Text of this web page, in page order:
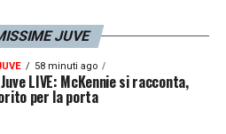
JUVE
58 minuti ago
LIVE: McKennie si racconta,
per la porta